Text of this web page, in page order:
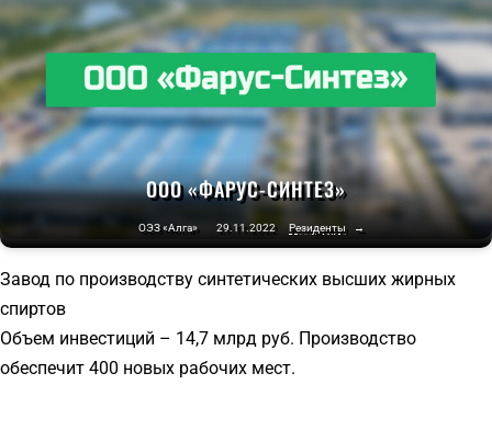
ООО «ФАРУС-СИНТЕЗ»
ОЭЗ «Алга» 29.11.2022 Резиденты →
Завод по производству синтетических высших жирных
спиртов
Объем инвестиций – 14,7 млрд руб. Производство
обеспечит 400 новых рабочих мест.